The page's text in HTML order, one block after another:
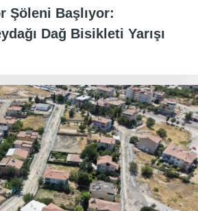
Şöleni Başlıyor:
Dağ Bisikleti Yarışı